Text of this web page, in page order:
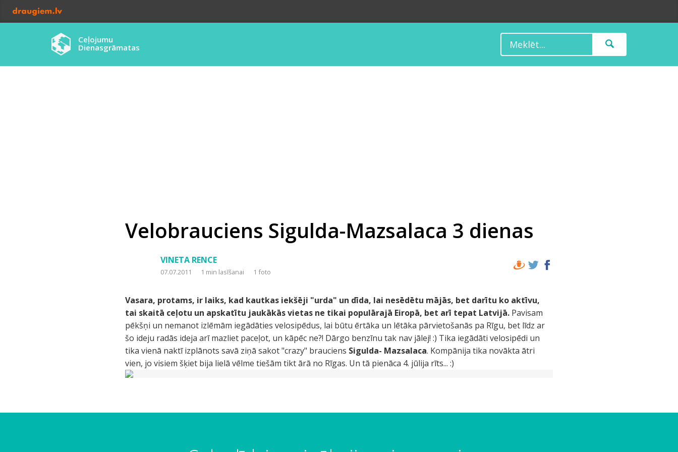
Ceļojumu
Dienasgrāmatas
Velobrauciens Sigulda-Mazsalaca 3 dienas
VINETA RENCE
07.07.2011 1 min lasīšanai 1 foto
Vasara, protams, ir laiks, kad kautkas iekšēji "urda" un dīda, lai nesēdētu mājās, bet darītu ko aktīvu,
tai skaitā ceļotu un apskatītu jaukākās vietas ne tikai populārajā Eiropā, bet arī tepat Latvijā. Pavisam
pēkšņi un nemanot izlēmām iegādāties velosipēdus, lai būtu ērtāka un lētāka pārvietošanās pa Rīgu, bet līdz ar
šo ideju radās ideja arī mazliet paceļot, un kāpēc ne?! Dārgo benzīnu tak nav jālej! :) Tika iegādāti velosipēdi un
tika vienā naktī izplānots savā ziņā sakot "crazy" brauciens Sigulda- Mazsalaca. Kompānija tika novākta ātri
vien, jo visiem šķiet bija lielā vēlme tiešām tikt ārā no Rīgas. Un tā pienāca 4. jūlija rīts... :)